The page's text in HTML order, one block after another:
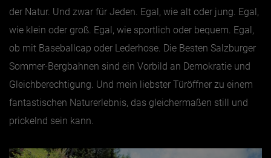
der Natur. Und zwar für Jeden. Egal, wie alt oder jung. Egal,
wie klein oder groß. Egal, wie sportlich oder bequem. Egal,
ob mit Baseballcap oder Lederhose. Die Besten Salzburger
Sommer-Bergbahnen sind ein Vorbild an Demokratie und
Gleichberechtigung. Und mein liebster Türöffner zu einem
fantastischen Naturerlebnis, das gleichermaßen still und
prickelnd sein kann.